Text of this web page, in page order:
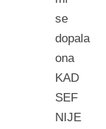
se
dopala
ona
KAD
SEF
NIJE